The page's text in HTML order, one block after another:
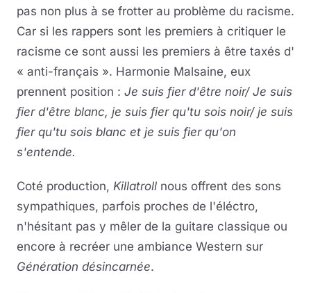
pas non plus à se frotter au problème du racisme.
Car si les rappers sont les premiers à critiquer le
racisme ce sont aussi les premiers à être taxés d'
« anti-français ». Harmonie Malsaine, eux
prennent position : Je suis fier d'être noir/ Je suis
fier d'être blanc, je suis fier qu'tu sois noir/ je suis
fier qu'tu sois blanc et je suis fier qu'on
s'entende.
Coté production, Killatroll nous offrent des sons
sympathiques, parfois proches de l'éléctro,
n'hésitant pas y mêler de la guitare classique ou
encore à recréer une ambiance Western sur
Génération désincarnée.